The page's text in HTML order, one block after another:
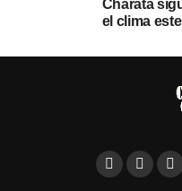
Charata
el clima